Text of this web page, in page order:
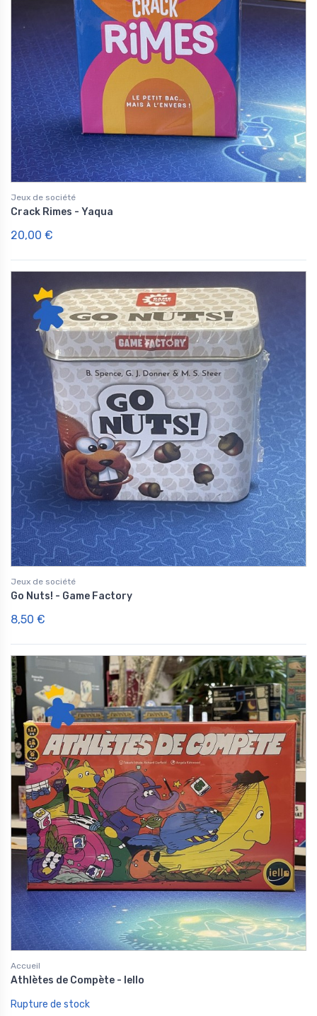
Jeux de société
Crack Rimes - Yaqua
20,00 €
Jeux de société
Go Nuts! - Game Factory
8,50 €
Accueil
Athlètes de Compète - Iello
Rupture de stock